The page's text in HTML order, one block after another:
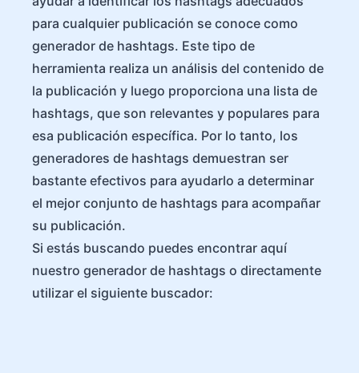
para cualquier publicación se conoce como
generador de hashtags. Este tipo de
herramienta realiza un análisis del contenido de
la publicación y luego proporciona una lista de
hashtags, que son relevantes y populares para
esa publicación específica. Por lo tanto, los
generadores de hashtags demuestran ser
bastante efectivos para ayudarlo a determinar
el mejor conjunto de hashtags para acompañar
su publicación.
Si estás buscando puedes encontrar aquí
nuestro generador de hashtags o directamente
utilizar el siguiente buscador: